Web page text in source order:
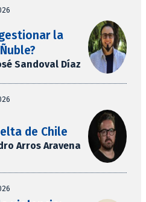
la
Sandoval Díaz
de Chile
Arros Aravena